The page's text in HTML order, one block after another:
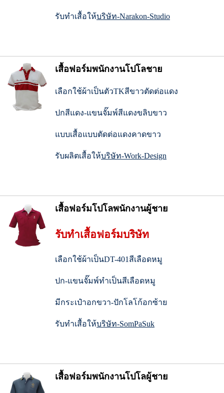
รับทำเสื้อให้บริษัท-Narakon-Studio
เสื้อฟอร์มพนักงานโปโลชาย
เลือกใช้ผ้าเป็นตัวTKสีขาวตัดต่อแดง
ปกสีแดง-แขนจั๊มพ์สีแดงขลิบขาว
แบบเสื้อแบบตัดต่อแดงคาดขาว
รับผลิตเสื้อให้บริษัท-Work-Design
เสื้อฟอร์มโปโลพนักงานผู้ชาย
รับทำเสื้อฟอร์มบริษัท
เลือกใช้ผ้าเป็นDT-401สีเลือดหมู
ปก-แขนจั๊มพ์ทำเป็นสีเลือดหมู
มีกระเป๋าอกขวา-ปักโลโก้อกซ้าย
รับทำเสื้อให้บริษัท-SomPaSuk
เสื้อฟอร์มพนักงานโปโลผู้ชาย